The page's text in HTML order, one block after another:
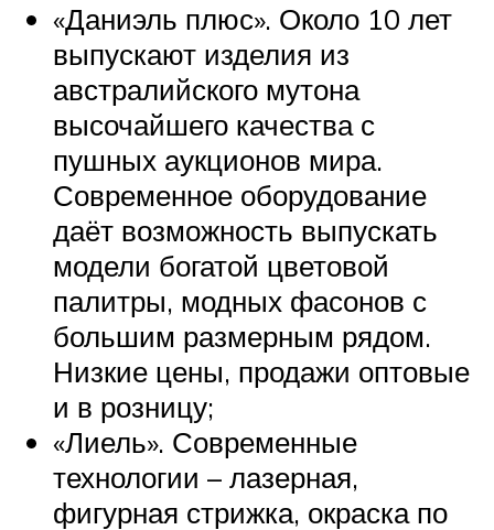
«Даниэль плюс». Около 10 лет
выпускают изделия из
австралийского мутона
высочайшего качества с
пушных аукционов мира.
Современное оборудование
даёт возможность выпускать
модели богатой цветовой
палитры, модных фасонов с
большим размерным рядом.
Низкие цены, продажи оптовые
и в розницу;
«Лиель». Современные
технологии – лазерная,
фигурная стрижка, окраска по